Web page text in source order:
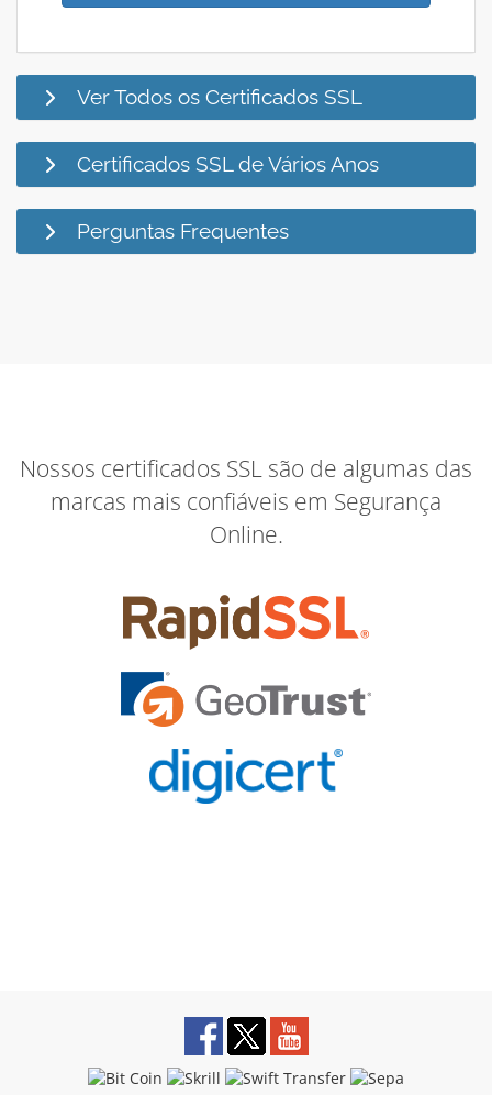
Ver Todos os Certificados SSL
Certificados SSL de Vários Anos
Perguntas Frequentes
Nossos certificados SSL são de algumas das
marcas mais confiáveis em Segurança
Online.